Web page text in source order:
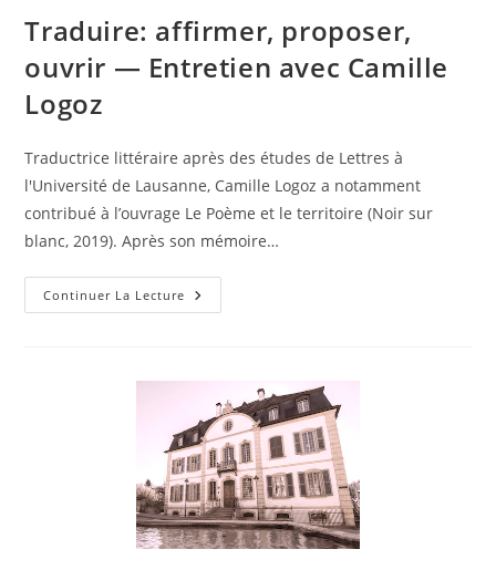
Traduire: affirmer, proposer,
ouvrir — Entretien avec Camille
Logoz
Traductrice littéraire après des études de Lettres à
l'Université de Lausanne, Camille Logoz a notamment
contribué à l’ouvrage Le Poème et le territoire (Noir sur
blanc, 2019). Après son mémoire…
Continuer La Lecture